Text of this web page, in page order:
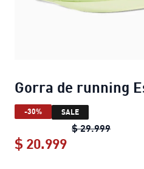
Gorra de running
-30% SALE
$ 29.999Gorra
$ 20.999